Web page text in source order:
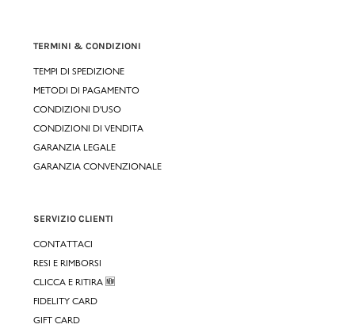
TERMINI & CONDIZIONI
TEMPI DI SPEDIZIONE
METODI DI PAGAMENTO
CONDIZIONI D'USO
CONDIZIONI DI VENDITA
GARANZIA LEGALE
GARANZIA CONVENZIONALE
SERVIZIO CLIENTI
CONTATTACI
RESI E RIMBORSI
CLICCA E RITIRA 🆕
FIDELITY CARD
GIFT CARD